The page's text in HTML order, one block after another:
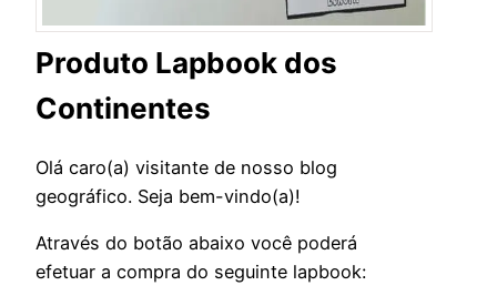
Produto Lapbook dos
Continentes
Olá caro(a) visitante de nosso blog
geográfico. Seja bem-vindo(a)!
Através do botão abaixo você poderá
efetuar a compra do seguinte lapbook: